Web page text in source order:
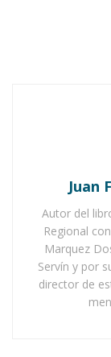
pago del
mirada tan
la
hacendado
fila, pero
son los
tono y
entre broma
Juan
Autor del
Regional
Marquez
Servín y por
director de